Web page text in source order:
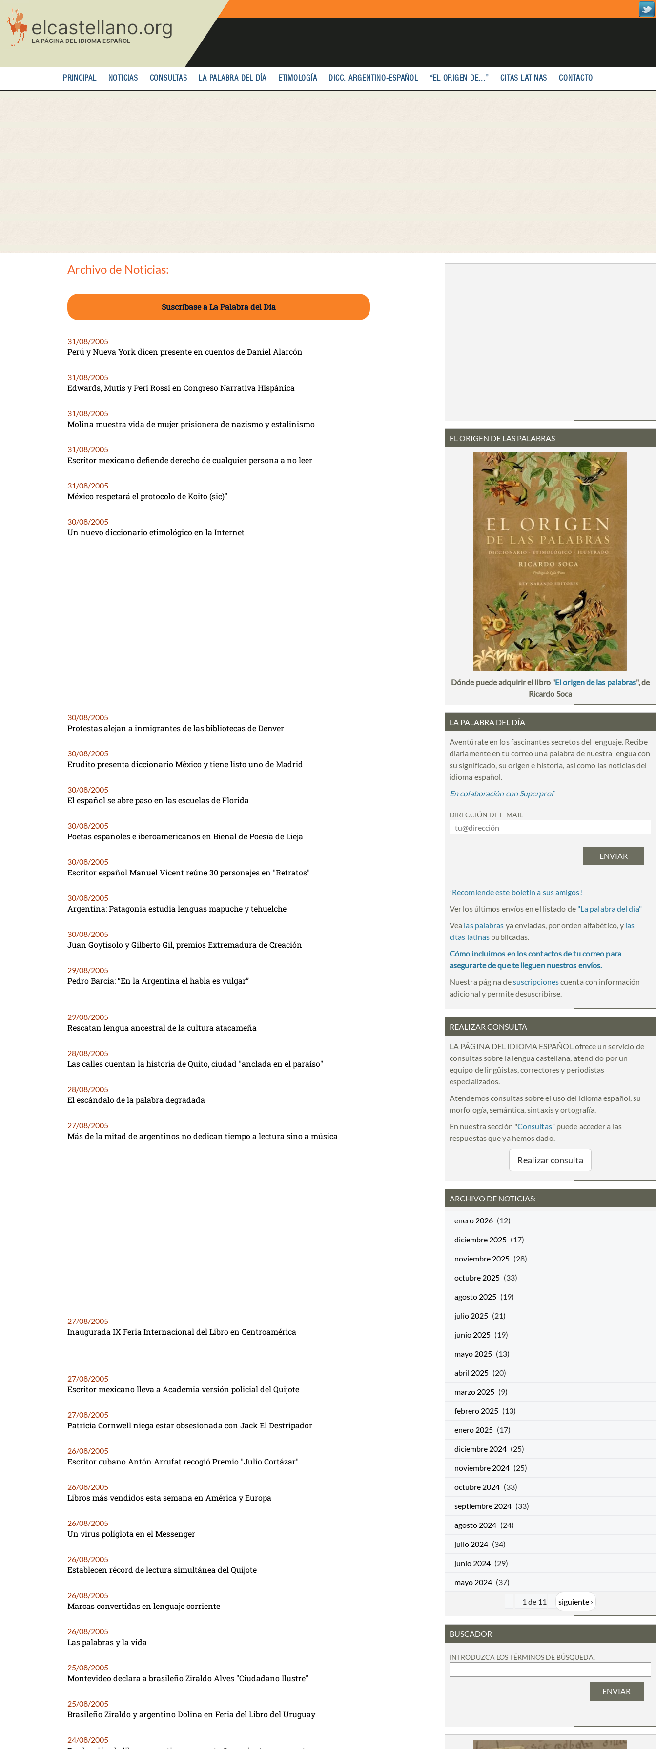
contenido
principal
PRINCIPAL NOTICIAS CONSULTAS LA PALABRA DEL DÍA ETIMOLOGÍA DICC. ARGENTINO-ESPAÑOL “EL ORIGEN DE...” CITAS LATINAS CONTACTO
Archivo de Noticias:
Suscríbase a La Palabra del Día
31/08/2005
Perú y Nueva York dicen presente en cuentos de Daniel Alarcón
31/08/2005
Edwards, Mutis y Peri Rossi en Congreso Narrativa Hispánica
31/08/2005
Molina muestra vida de mujer prisionera de nazismo y estalinismo
31/08/2005
Escritor mexicano defiende derecho de cualquier persona a no leer
31/08/2005
México respetará el protocolo de Koito (sic)"
30/08/2005
Un nuevo diccionario etimológico en la Internet
30/08/2005
Protestas alejan a inmigrantes de las bibliotecas de Denver
30/08/2005
Erudito presenta diccionario México y tiene listo uno de Madrid
30/08/2005
El español se abre paso en las escuelas de Florida
30/08/2005
Poetas españoles e iberoamericanos en Bienal de Poesía de Lieja
30/08/2005
Escritor español Manuel Vicent reúne 30 personajes en "Retratos"
30/08/2005
Argentina: Patagonia estudia lenguas mapuche y tehuelche
30/08/2005
Juan Goytisolo y Gilberto Gil, premios Extremadura de Creación
29/08/2005
Pedro Barcia: “En la Argentina el habla es vulgar”
29/08/2005
Rescatan lengua ancestral de la cultura atacameña
28/08/2005
Las calles cuentan la historia de Quito, ciudad "anclada en el paraíso"
28/08/2005
El escándalo de la palabra degradada
27/08/2005
Más de la mitad de argentinos no dedican tiempo a lectura sino a música
27/08/2005
Inaugurada IX Feria Internacional del Libro en Centroamérica
27/08/2005
Escritor mexicano lleva a Academia versión policial del Quijote
27/08/2005
Patricia Cornwell niega estar obsesionada con Jack El Destripador
26/08/2005
Escritor cubano Antón Arrufat recogió Premio "Julio Cortázar"
26/08/2005
Libros más vendidos esta semana en América y Europa
26/08/2005
Un virus políglota en el Messenger
26/08/2005
Establecen récord de lectura simultánea del Quijote
26/08/2005
Marcas convertidas en lenguaje corriente
26/08/2005
Las palabras y la vida
25/08/2005
Montevideo declara a brasileño Ziraldo Alves "Ciudadano Ilustre"
25/08/2005
Brasileño Ziraldo y argentino Dolina en Feria del Libro del Uruguay
24/08/2005
EL ORIGEN DE LAS PALABRAS
Dónde puede adquirir el libro "El origen de las palabras", de
Ricardo Soca
LA PALABRA DEL DÍA
Aventúrate en los fascinantes secretos del lenguaje. Recibe
diariamente en tu correo una palabra de nuestra lengua con
su significado, su origen e historia, así como las noticias del
idioma español.
En colaboración con Superprof
DIRECCIÓN DE E-MAIL
¡Recomiende este boletín a sus amigos!
Ver los últimos envíos en el listado de "La palabra del día"
Vea las palabras ya enviadas, por orden alfabético, y las
citas latinas publicadas.
Cómo incluirnos en los contactos de tu correo para
asegurarte de que te lleguen nuestros envíos.
Nuestra página desuscripcionescuenta con información
adicional y permite desuscribirse.
REALIZAR CONSULTA
LA PÁGINA DEL IDIOMA ESPAÑOL ofrece un servicio de
consultas sobre la lengua castellana, atendido por un
equipo de lingüistas, correctores y periodistas
especializados.
Atendemos consultas sobre el uso del idioma español, su
morfología, semántica, sintaxis y ortografía.
En nuestra sección "Consultas" puede acceder a las
respuestas que ya hemos dado.
Realizar consulta
ARCHIVO DE NOTICIAS:
enero 2026 (12)
diciembre 2025 (17)
noviembre 2025 (28)
octubre 2025 (33)
agosto 2025 (19)
julio 2025 (21)
junio 2025 (19)
mayo 2025 (13)
abril 2025 (20)
marzo 2025 (9)
febrero 2025 (13)
enero 2025 (17)
diciembre 2024 (25)
noviembre 2024 (25)
octubre 2024 (33)
septiembre 2024 (33)
agosto 2024 (24)
julio 2024 (34)
junio 2024 (29)
mayo 2024 (37)
1 de 11 siguiente ›
BUSCADOR
INTRODUZCA LOS TÉRMINOS DE BÚSQUEDA.